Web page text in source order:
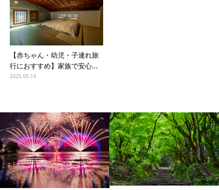
【赤ちゃん・幼児・子連れ旅
行におすすめ】家族で安心...
2025.05.14